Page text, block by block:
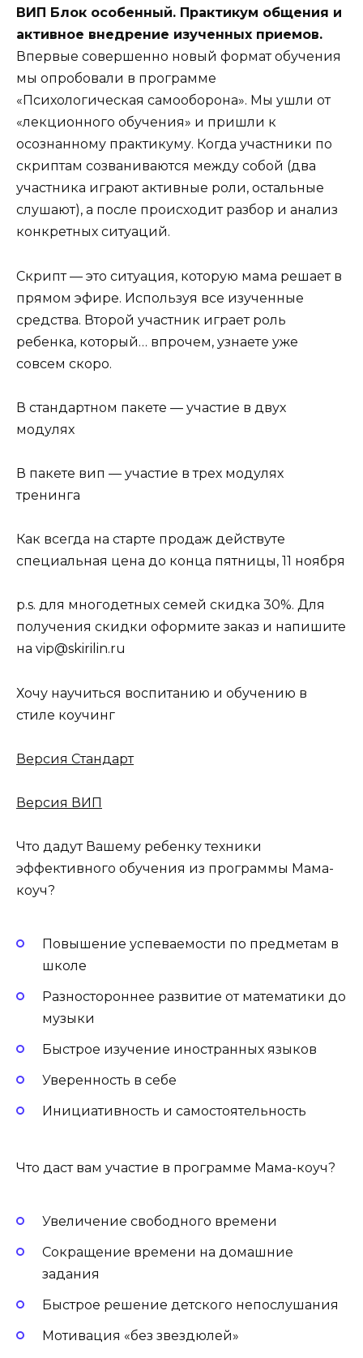
ВИП Блок особенный. Практикум общения и
активное внедрение изученных приемов.
Впервые совершенно новый формат обучения
мы опробовали в программе
«Психологическая самооборона». Мы ушли от
«лекционного обучения» и пришли к
осознанному практикуму. Когда участники по
скриптам созваниваются между собой (два
участника играют активные роли, остальные
слушают), а после происходит разбор и анализ
конкретных ситуаций.
Скрипт — это ситуация, которую мама решает в
прямом эфире. Используя все изученные
средства. Второй участник играет роль
ребенка, который… впрочем, узнаете уже
совсем скоро.
В стандартном пакете — участие в двух
модулях
В пакете вип — участие в трех модулях
тренинга
Как всегда на старте продаж действуте
специальная цена до конца пятницы, 11 ноября
p.s. для многодетных семей скидка 30%. Для
получения скидки оформите заказ и напишите
на vip@skirilin.ru
Хочу научиться воспитанию и обучению в
стиле коучинг
Версия Стандарт
Версия ВИП
Что дадут Вашему ребенку техники
эффективного обучения из программы Мама-
коуч?
Повышение успеваемости по предметам в
школе
Разностороннее развитие от математики до
музыки
Быстрое изучение иностранных языков
Уверенность в себе
Инициативность и самостоятельность
Что даст вам участие в программе Мама-коуч?
Увеличение свободного времени
Сокращение времени на домашние
задания
Быстрое решение детского непослушания
Мотивация «без звездюлей»